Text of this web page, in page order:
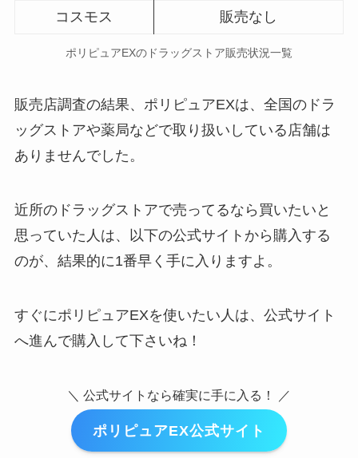
コスモス 販売なし
ポリピュアEXのドラッグストア販売状況一覧
販売店調査の結果、ポリピュアEXは、全国のドラ
ッグストアや薬局などで取り扱いしている店舗は
ありませんでした。
近所のドラッグストアで売ってるなら買いたいと
思っていた人は、以下の公式サイトから購入する
のが、結果的に1番早く手に入りますよ。
すぐにポリピュアEXを使いたい人は、公式サイト
へ進んで購入して下さいね！
＼ 公式サイトなら確実に手に入る！ ／
ポリピュアEX公式サイト